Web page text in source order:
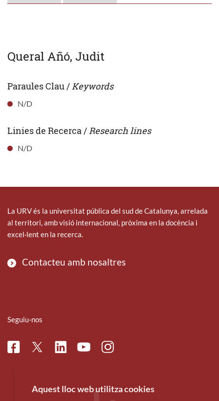
Queral Añó, Judit
Paraules Clau / Keywords
N/D
Linies de Recerca / Research lines
N/D
La URV és la universitat pública del sud de Catalunya, arrelada
al territori, amb visió internacional, pròxima en la docència i
excel·lent en la recerca.
Contacteu amb nosaltres
Seguiu-nos
FacebookTwitterLinkedinYoutubeInstagram
Aquest lloc web utilitza cookies